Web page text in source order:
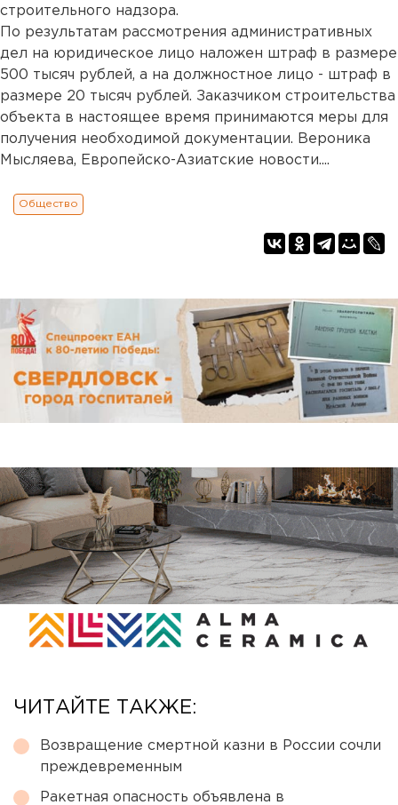
строительного надзора.
По результатам рассмотрения административных
дел на юридическое лицо наложен штраф в размере
500 тысяч рублей, а на должностное лицо - штраф в
размере 20 тысяч рублей. Заказчиком строительства
объекта в настоящее время принимаются меры для
получения необходимой документации. Вероника
Мысляева, Европейско-Азиатские новости....
Общество
ЧИТАЙТЕ ТАКЖЕ:
Возвращение смертной казни в России сочли
преждевременным
Ракетная опасность объявлена в